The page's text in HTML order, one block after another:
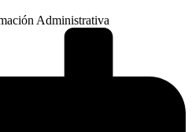
Administrativa